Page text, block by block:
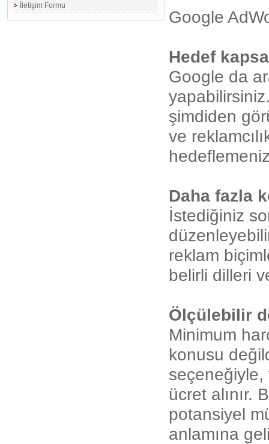
İletişim Formu
Google
Hedef
Google da
şimdiden
ve
Daha fazla
İstediğiniz
reklam
belirli dilleri
Ölçülebilir
Minimum
konusu
seçeneğiyle,
ücret alınır.
potansiyel
anlamına